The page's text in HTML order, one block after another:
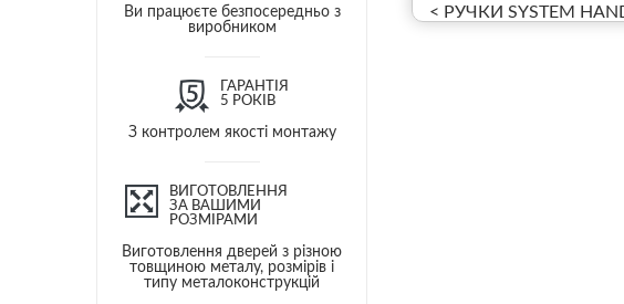
Ви працюєте безпосередньо з
виробником
ГАРАНТІЯ
5 РОКІВ
З контролем якості монтажу
ВИГОТОВЛЕННЯ
ЗА ВАШИМИ
РОЗМІРАМИ
Виготовлення дверей з різною
товщиною металу, розмірів і
типу металоконструкцій
< РУЧКИ SYSTEM